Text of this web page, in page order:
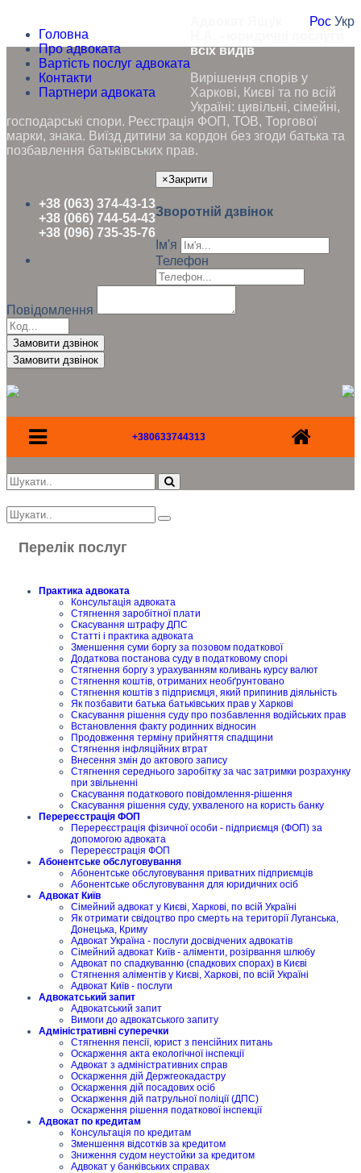
Головна
Про адвоката
Вартість послуг адвоката
Контакти
Партнери адвоката
Рос Укр
всіх видів
Вирішення спорів у
Харкові, Києві та по всій
Україні: цивільні, сімейні,
господарські спори. Реєстрація ФОП, ТОВ, Торгової
марки, знака. Виїзд дитини за кордон без згоди батька та
позбавлення батьківських прав.
+38 (063) 374-43-13
+38 (066) 744-54-43
+38 (096) 735-35-76
×Закрити
Зворотній дзвінок
Ім'я
Телефон
Повідомлення
Замовити дзвінок
+380633744313
Перелік послуг
Практика адвоката
Консультація адвоката
Стягнення заробітної плати
Скасування штрафу ДПС
Статті і практика адвоката
Зменшення суми боргу за позовом податкової
Додаткова постанова суду в податковому спорі
Стягнення боргу з урахуванням коливань курсу валют
Стягнення коштів, отриманих необґрунтовано
Стягнення коштів з підприємця, який припинив діяльність
Як позбавити батька батьківських прав у Харкові
Скасування рішення суду про позбавлення водійських прав
Встановлення факту родинних відносин
Продовження терміну прийняття спадщини
Стягнення інфляційних втрат
Внесення змін до актового запису
Стягнення середнього заробітку за час затримки розрахунку
при звільненні
Скасування податкового повідомлення-рішення
Скасування рішення суду, ухваленого на користь банку
Перереєстрація ФОП
Перереєстрація фізичної особи - підприємця (ФОП) за
допомогою адвоката
Перереєстрація ФОП
Абонентське обслуговування
Абонентське обслуговування приватних підприємців
Абонентське обслуговування для юридичних осіб
Адвокат Київ
Сімейний адвокат у Києві, Харкові, по всій Україні
Як отримати свідоцтво про смерть на території Луганська,
Донецька, Криму
Адвокат Україна - послуги досвідчених адвокатів
Сімейний адвокат Київ - аліменти, розірвання шлюбу
Адвокат по спадкуванню (спадкових спорах) в Києві
Стягнення аліментів у Києві, Харкові, по всій Україні
Адвокат Київ - послуги
Адвокатський запит
Адвокатський запит
Вимоги до адвокатського запиту
Адміністративні суперечки
Стягнення пенсії, юрист з пенсійних питань
Оскарження акта екологічної інспекції
Адвокат з адміністративних справ
Оскарження дій Держгеокадастру
Оскарження дій посадових осіб
Оскарження дій патрульної поліції (ДПС)
Оскарження рішення податкової інспекції
Адвокат по кредитам
Консультація по кредитам
Зменшення відсотків за кредитом
Зниження судом неустойки за кредитом
Адвокат у банківських справах